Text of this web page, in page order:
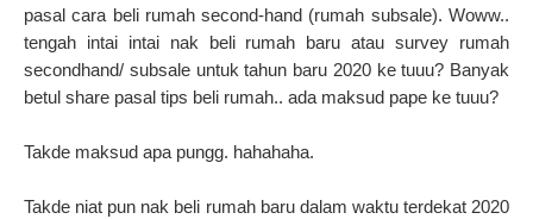
pasal cara beli rumah second-hand (rumah subsale). Woww..
tengah intai intai nak beli rumah baru atau survey rumah
secondhand/ subsale untuk tahun baru 2020 ke tuuu? Banyak
betul share pasal tips beli rumah.. ada maksud pape ke tuuu?
Takde maksud apa pungg. hahahaha.
Takde niat pun nak beli rumah baru dalam waktu terdekat 2020